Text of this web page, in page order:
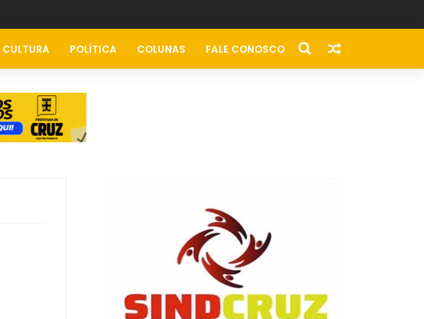
CULTURA POLÍTICA COLUNAS FALE CONOSCO